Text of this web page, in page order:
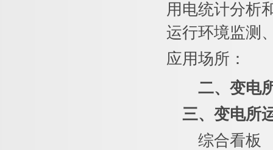
用电统计分析
运行环境监测
应用场所：
二、 变电
三、 变电所
综合看板